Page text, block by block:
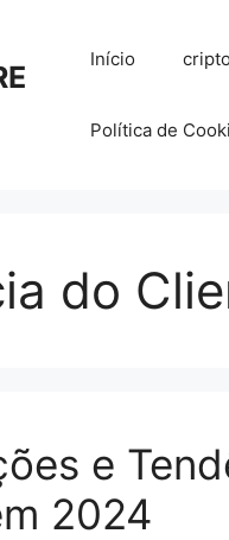
Início
Política de
do
e
2024